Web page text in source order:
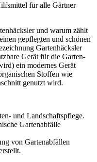
für alle Gärtner
und warum zählt
gepflegten und schönen
Gartenhäcksler
Gerät für die Garten-
ein modernes Gerät
Stoffen wie
genutzt wird.
und Landschaftspflege.
Gartenabfälle
von Gartenabfällen